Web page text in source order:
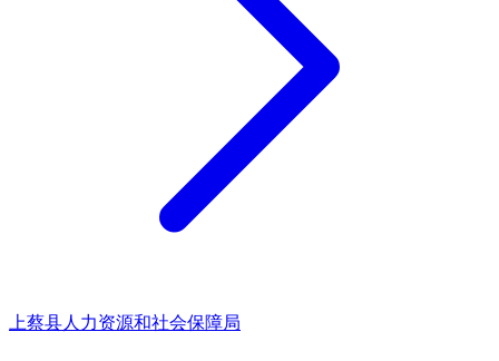
上蔡县人力资源和社会保障局